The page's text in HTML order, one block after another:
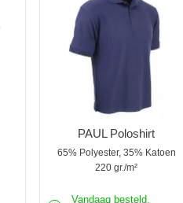
PAUL Poloshirt
65% Polyester, 35% Katoen
220 gr./m²
Vandaag besteld,